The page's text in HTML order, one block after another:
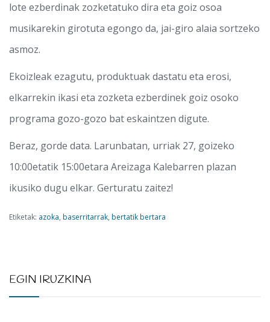
lote ezberdinak zozketatuko dira eta goiz osoa
musikarekin girotuta egongo da, jai-giro alaia sortzeko
asmoz.
Ekoizleak ezagutu, produktuak dastatu eta erosi,
elkarrekin ikasi eta zozketa ezberdinek goiz osoko
programa gozo-gozo bat eskaintzen digute.
Beraz, gorde data. Larunbatan, urriak 27, goizeko
10:00etatik 15:00etara Areizaga Kalebarren plazan
ikusiko dugu elkar. Gerturatu zaitez!
Etiketak: azoka, baserritarrak, bertatik bertara
EGIN IRUZKINA